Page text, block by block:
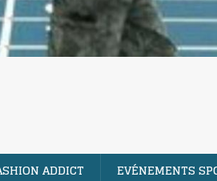
ADDICT
EVÉNEMENTS